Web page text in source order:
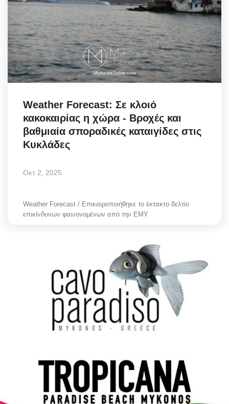
In Pictures
Science & Tech
Aegean Islands
Σεβασμιώτατος Δωρόθεος Β’
Cost Of Living Crisis
Opinion + Analysis
L’Art des Sens
All News
Elections 2023
English
Weather Forecast: Σε κλοιό
κακοκαιρίας η χώρα - Βροχές και
βαθμιαία σποραδικές καταιγίδες στις
Κυκλάδες
Οκτ 2, 2025
Weather Forecast / Επικαιροποιήθηκε το έκτακτο δελτίο
επικίνδυνων φαινονομένων από την ΕΜΥ